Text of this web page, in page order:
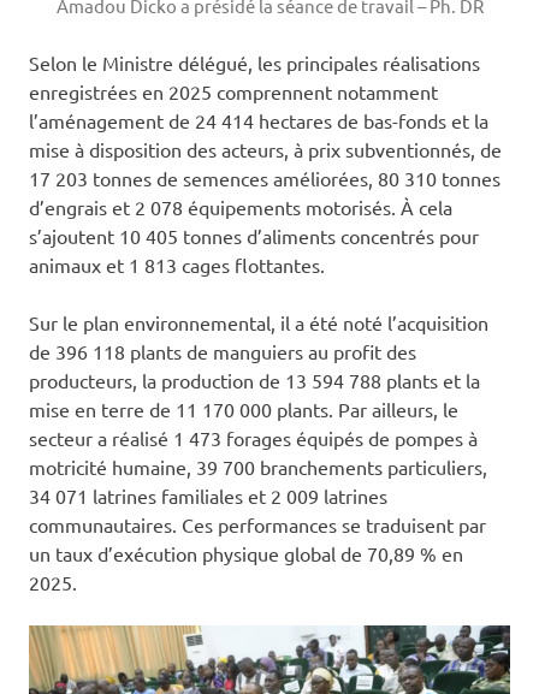
Amadou Dicko a présidé la séance de travail – Ph. DR
Selon le Ministre délégué, les principales réalisations
enregistrées en 2025 comprennent notamment
l’aménagement de 24 414 hectares de bas-fonds et la
mise à disposition des acteurs, à prix subventionnés, de
17 203 tonnes de semences améliorées, 80 310 tonnes
d’engrais et 2 078 équipements motorisés. À cela
s’ajoutent 10 405 tonnes d’aliments concentrés pour
animaux et 1 813 cages flottantes.
Sur le plan environnemental, il a été noté l’acquisition
de 396 118 plants de manguiers au profit des
producteurs, la production de 13 594 788 plants et la
mise en terre de 11 170 000 plants. Par ailleurs, le
secteur a réalisé 1 473 forages équipés de pompes à
motricité humaine, 39 700 branchements particuliers,
34 071 latrines familiales et 2 009 latrines
communautaires. Ces performances se traduisent par
un taux d’exécution physique global de 70,89 % en
2025.